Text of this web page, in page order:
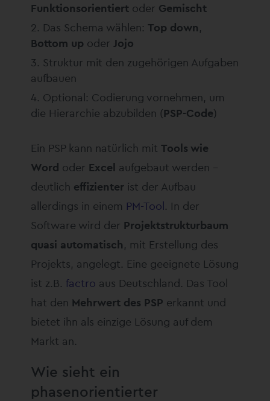
Funktionsorientiert oder Gemischt
Das Schema wählen:Top down,
Bottom up oderJojo
Struktur mit den zugehörigen Aufgaben
aufbauen
Optional: Codierung vornehmen, um
die Hierarchie abzubilden (PSP-Code)
Ein PSP kann natürlich mitTools wie
Word oder Excel aufgebaut werden –
deutlich effizienter ist der Aufbau
allerdings in einem PM-Tool. In der
Software wird der Projektstrukturbaum
quasi automatisch, mit Erstellung des
Projekts, angelegt. Eine geeignete Lösung
ist z.B. factro aus Deutschland. Das Tool
hat den Mehrwert des PSP erkannt und
bietet ihn als einzige Lösung auf dem
Markt an.
Wie sieht ein
phasenorientierter